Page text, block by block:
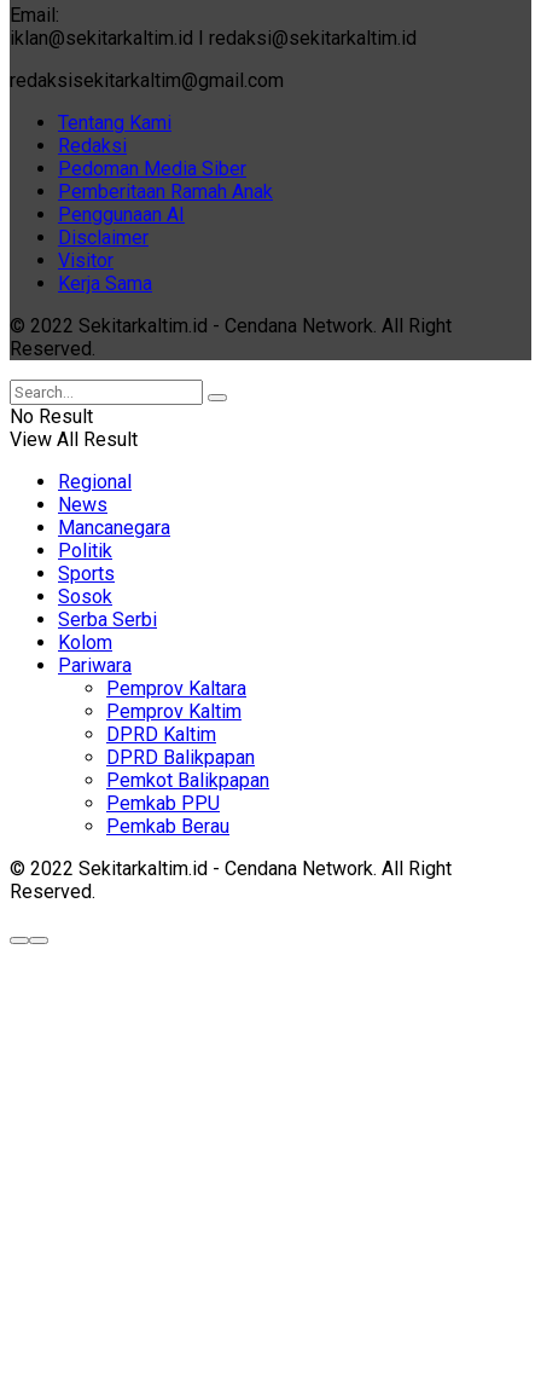
Email:
iklan@sekitarkaltim.id I redaksi@sekitarkaltim.id
redaksisekitarkaltim@gmail.com
Tentang Kami
Redaksi
Pedoman Media Siber
Pemberitaan Ramah Anak
Penggunaan AI
Disclaimer
Visitor
Kerja Sama
© 2022 Sekitarkaltim.id - Cendana Network. All Right
Reserved.
No Result
View All Result
Regional
News
Mancanegara
Politik
Sports
Sosok
Serba Serbi
Kolom
Pariwara
Pemprov Kaltara
Pemprov Kaltim
DPRD Kaltim
DPRD Balikpapan
Pemkot Balikpapan
Pemkab PPU
Pemkab Berau
© 2022 Sekitarkaltim.id - Cendana Network. All Right
Reserved.